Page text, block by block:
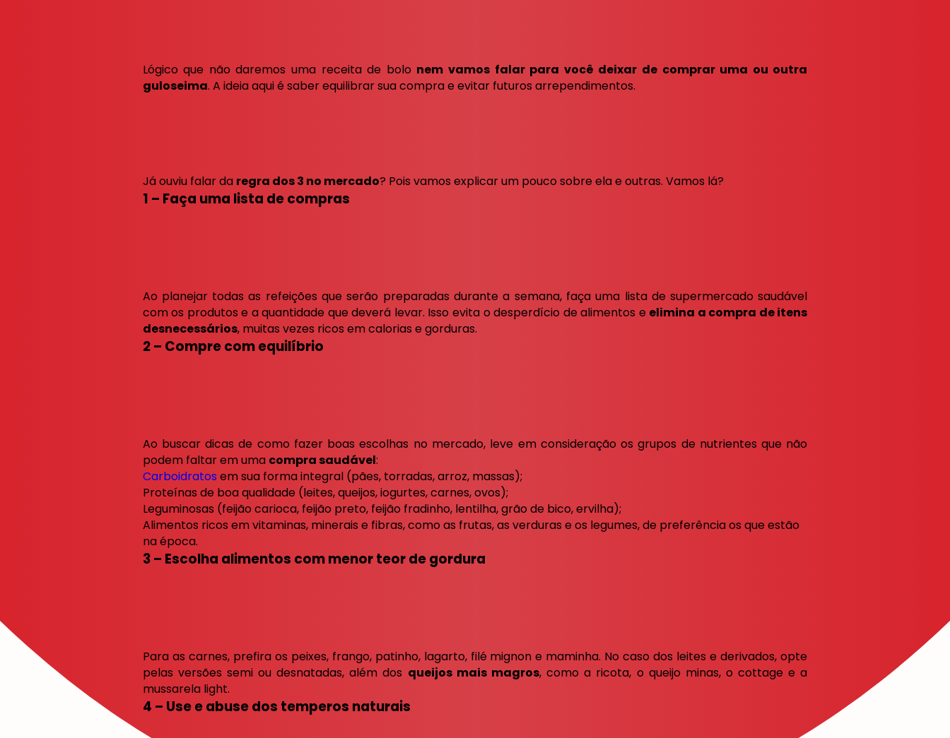
Lógico que não daremos uma receita de bolo nem vamos falar para você deixar de comprar uma ou outra
guloseima. A ideia aqui é saber equilibrar sua compra e evitar futuros arrependimentos.
Já ouviu falar da regra dos 3 no mercado? Pois vamos explicar um pouco sobre ela e outras. Vamos lá?
1 – Faça uma lista de compras
Ao planejar todas as refeições que serão preparadas durante a semana, faça uma lista de supermercado saudável
com os produtos e a quantidade que deverá levar. Isso evita o desperdício de alimentos e elimina a compra de itens
desnecessários, muitas vezes ricos em calorias e gorduras.
2 – Compre com equilíbrio
Ao buscar dicas de como fazer boas escolhas no mercado, leve em consideração os grupos de nutrientes que não
podem faltar em uma compra saudável:
Carboidratos em sua forma integral (pães, torradas, arroz, massas);
Proteínas de boa qualidade (leites, queijos, iogurtes, carnes, ovos);
Leguminosas (feijão carioca, feijão preto, feijão fradinho, lentilha, grão de bico, ervilha);
Alimentos ricos em vitaminas, minerais e fibras, como as frutas, as verduras e os legumes, de preferência os que estão
na época.
3 – Escolha alimentos com menor teor de gordura
Para as carnes, prefira os peixes, frango, patinho, lagarto, filé mignon e maminha. No caso dos leites e derivados, opte
pelas versões semi ou desnatadas, além dos queijos mais magros, como a ricota, o queijo minas, o cottage e a
mussarela light.
4 – Use e abuse dos temperos naturais